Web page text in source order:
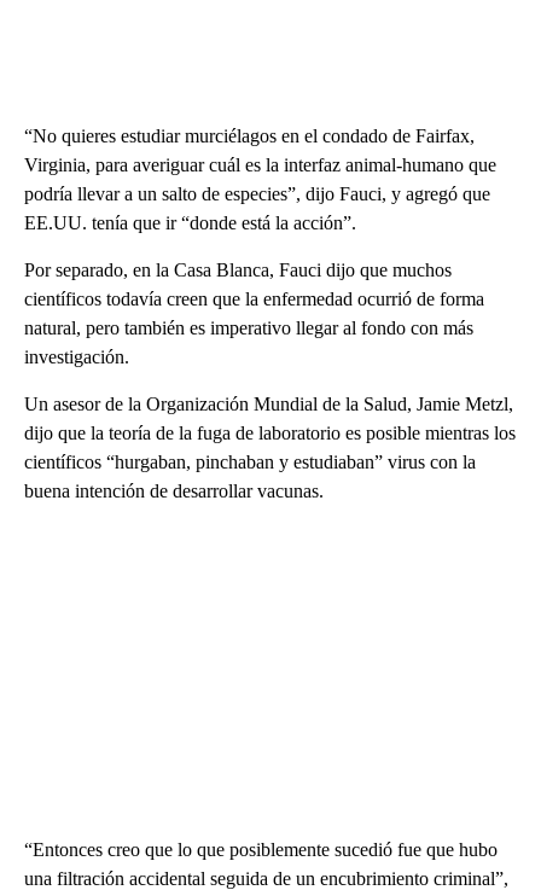
“No quieres estudiar murciélagos en el condado de Fairfax,
Virginia, para averiguar cuál es la interfaz animal-humano que
podría llevar a un salto de especies”, dijo Fauci, y agregó que
EE.UU. tenía que ir “donde está la acción”.
Por separado, en la Casa Blanca, Fauci dijo que muchos
científicos todavía creen que la enfermedad ocurrió de forma
natural, pero también es imperativo llegar al fondo con más
investigación.
Un asesor de la Organización Mundial de la Salud, Jamie Metzl,
dijo que la teoría de la fuga de laboratorio es posible mientras los
científicos “hurgaban, pinchaban y estudiaban” virus con la
buena intención de desarrollar vacunas.
“Entonces creo que lo que posiblemente sucedió fue que hubo
una filtración accidental seguida de un encubrimiento criminal”,